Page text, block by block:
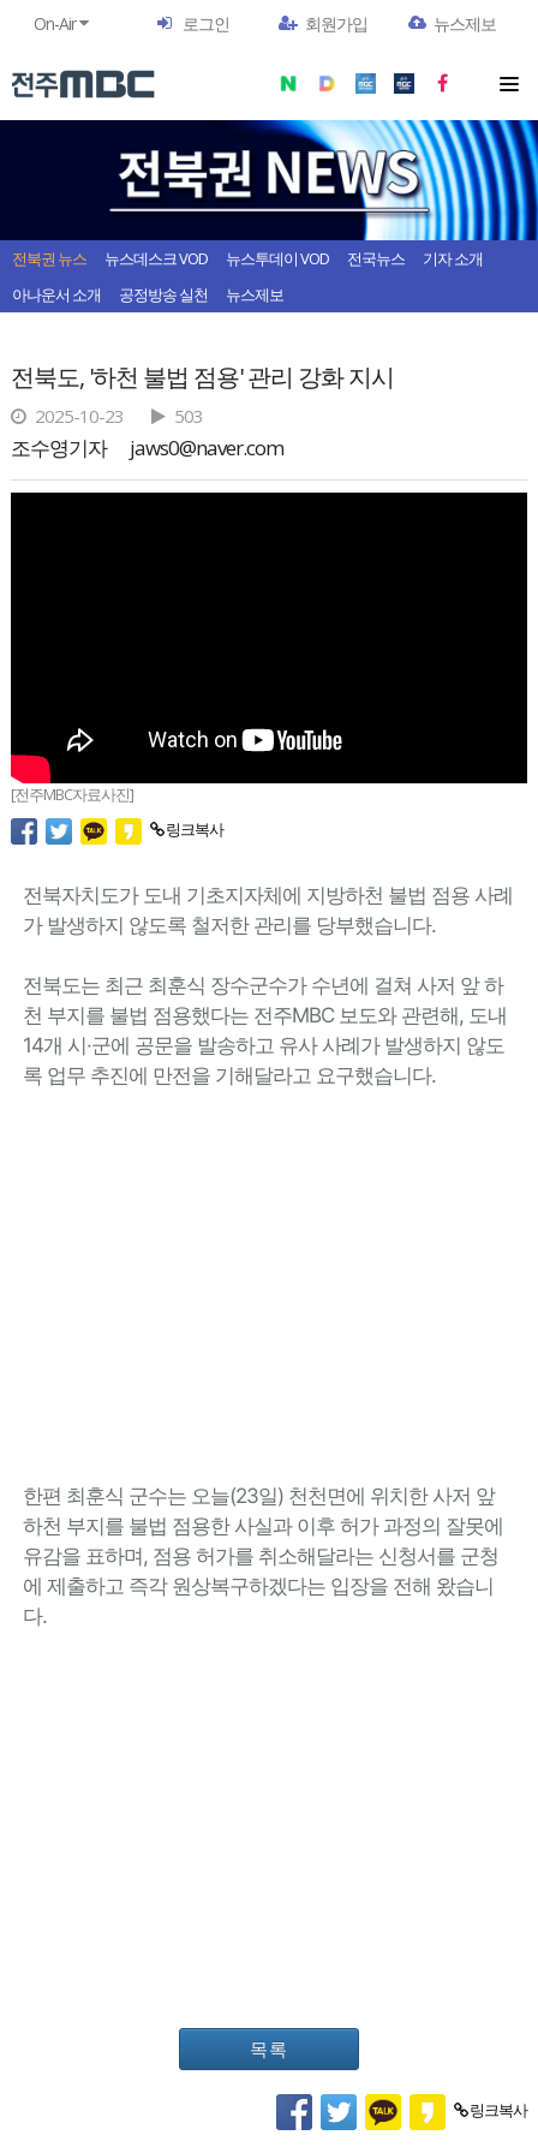
On-Air 로그인 회원가입 뉴스제보
전북권 뉴스 뉴스데스크 VOD 뉴스투데이 VOD 전국뉴스
기자 소개
아나운서 소개
공정방송 실천 뉴스제보
전북도, '하천 불법 점용' 관리 강화 지시
2025-10-23 503
조수영기자 jaws0@naver.com
[전주MBC자료사진]
링크복사
전북자치도가 도내 기초지자체에 지방하천 불법 점용 사례
가 발생하지 않도록 철저한 관리를 당부했습니다.
전북도는 최근 최훈식 장수군수가 수년에 걸쳐 사저 앞 하
천 부지를 불법 점용했다는 전주MBC 보도와 관련해, 도내
14개 시·군에 공문을 발송하고 유사 사례가 발생하지 않도
록 업무 추진에 만전을 기해달라고 요구했습니다.
한편 최훈식 군수는 오늘(23일) 천천면에 위치한 사저 앞
하천 부지를 불법 점용한 사실과 이후 허가 과정의 잘못에
유감을 표하며, 점용 허가를 취소해달라는 신청서를 군청
에 제출하고 즉각 원상복구하겠다는 입장을 전해 왔습니
다.
목록
링크복사